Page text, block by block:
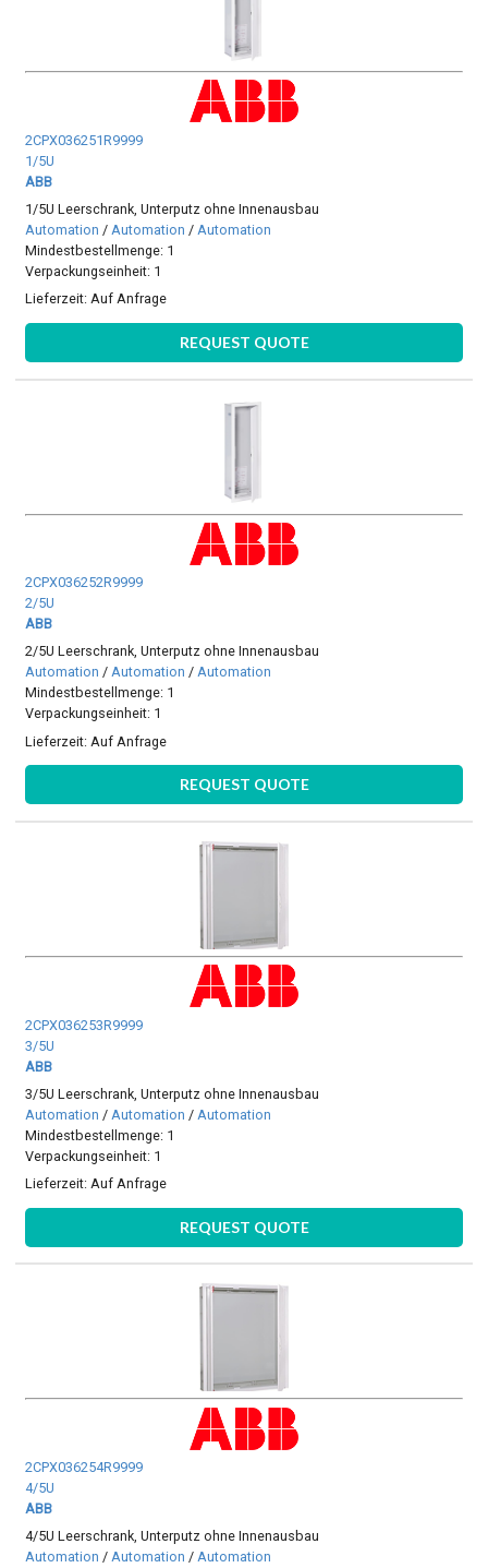
2CPX036251R9999
1/5U
ABB
1/5U Leerschrank, Unterputz ohne Innenausbau
Automation / Automation / Automation
Mindestbestellmenge: 1
Verpackungseinheit: 1
Lieferzeit:Auf Anfrage
REQUEST QUOTE
2CPX036252R9999
2/5U
ABB
2/5U Leerschrank, Unterputz ohne Innenausbau
Automation /Automation /Automation
Mindestbestellmenge: 1
Verpackungseinheit: 1
Lieferzeit: Auf Anfrage
REQUEST QUOTE
2CPX036253R9999
3/5U
ABB
3/5U Leerschrank, Unterputz ohne Innenausbau
Automation / Automation / Automation
Mindestbestellmenge: 1
Verpackungseinheit: 1
Lieferzeit:Auf Anfrage
REQUEST QUOTE
2CPX036254R9999
4/5U
ABB
4/5U Leerschrank, Unterputz ohne Innenausbau
Automation /Automation /Automation